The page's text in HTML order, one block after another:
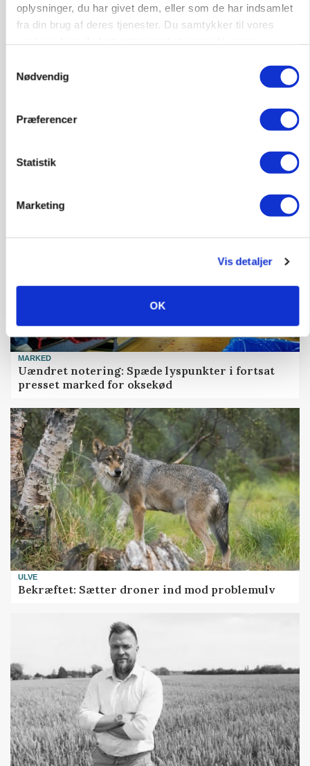
oplysninger, du har givet dem, eller som de har indsamlet
fra din brug af deres tjenester. Du samtykker til vores
Nødvendig
Præferencer
Statistik
Marketing
Vis detaljer
OK
KVÆG
Snart kan man søge tilskud til naturprojekter
skadedyrsrisici
MARKED
Uændret notering: Spæde lyspunkter i fortsat
presset marked for oksekød
ULVE
Bekræftet: Sætter droner ind mod problemulv